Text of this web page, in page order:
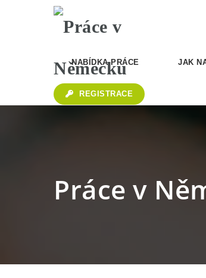
NABÍDKA PRÁCE JAK
REGISTRACE
Práce v